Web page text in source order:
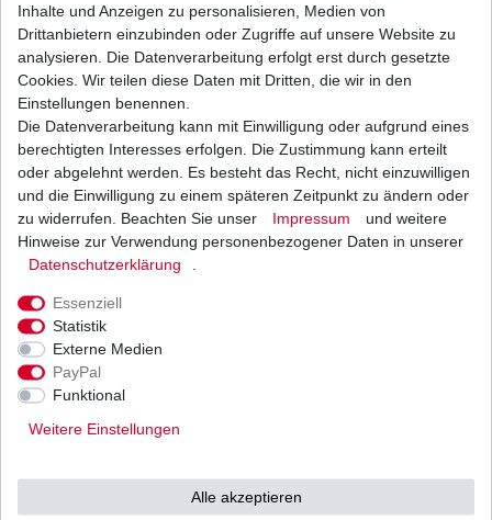
Wunschliste
Beschreibung
Weitere Details
Typ: CJ15C
Inhalte und Anzeigen zu personalisieren, Medien von
Drittanbietern einzubinden oder Zugriffe auf unsere Website zu
analysieren. Die Datenverarbeitung erfolgt erst durch gesetzte
Cookies. Wir teilen diese Daten mit Dritten, die wir in den
Einstellungen benennen.
Die Datenverarbeitung kann mit Einwilligung oder aufgrund eines
berechtigten Interesses erfolgen. Die Zustimmung kann erteilt
oder abgelehnt werden. Es besteht das Recht, nicht einzuwilligen
und die Einwilligung zu einem späteren Zeitpunkt zu ändern oder
zu widerrufen. Beachten Sie unser
Impressum
und weitere
Hinweise zur Verwendung personenbezogener Daten in unserer
Daten­schutz­erklärung
Essenziell
Statistik
Externe Medien
PayPal
Funktional
Weitere Einstellungen
Alle akzeptieren